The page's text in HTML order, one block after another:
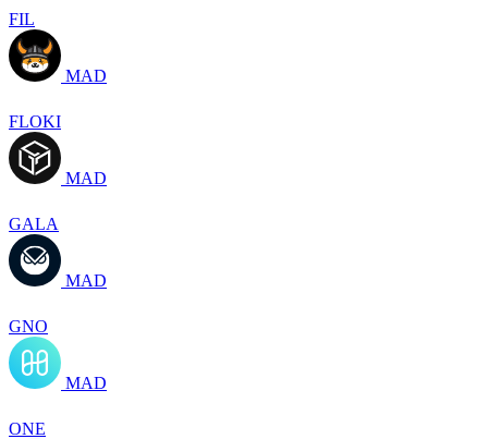
FIL
MAD
FLOKI
MAD
GALA
MAD
GNO
MAD
ONE